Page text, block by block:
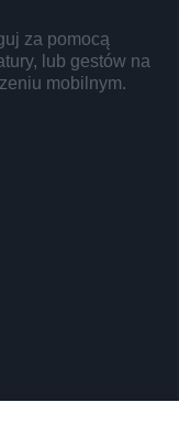
za pomocą
lub gestów na
mobilnym.